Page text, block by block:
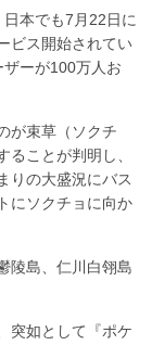
本でも7月22日に
ビス開始されてい
ーが100万人お
が束草（ソクチ
ることが判明し、
りの大盛況にバス
にソクチョに向か
陵島、仁川白翎島
突如として『ポケ